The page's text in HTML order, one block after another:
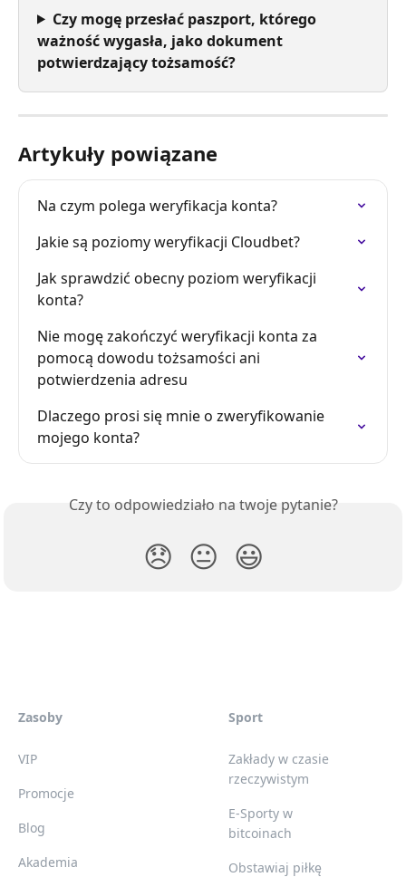
Czy mogę przesłać paszport, którego
ważność wygasła, jako dokument
potwierdzający tożsamość?
Artykuły powiązane
Na czym polega weryfikacja konta?
Jakie są poziomy weryfikacji Cloudbet?
Jak sprawdzić obecny poziom weryfikacji
konta?
Nie mogę zakończyć weryfikacji konta za
pomocą dowodu tożsamości ani
potwierdzenia adresu
Dlaczego prosi się mnie o zweryfikowanie
mojego konta?
Czy to odpowiedziało na twoje pytanie?
😞 😐 😃
Zasoby
VIP
Promocje
Blog
Akademia
Sport
Zakłady w czasie
rzeczywistym
E-Sporty w
bitcoinach
Obstawiaj piłkę